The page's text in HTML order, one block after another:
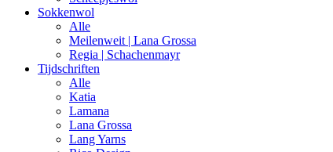
Sokkenwol
Alle
Meilenweit | Lana Grossa
Regia | Schachenmayr
Tijdschriften
Alle
Katia
Lamana
Lana Grossa
Lang Yarns